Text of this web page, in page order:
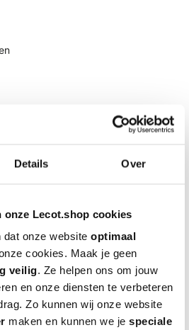
Details Over
onze Lecot.shop cookies
onze website optimaal
cookies. Maak je geen
veilig. Ze helpen ons om jouw
en onze diensten te verbeteren
Zo kunnen wij onze website
maken en kunnen we je speciale